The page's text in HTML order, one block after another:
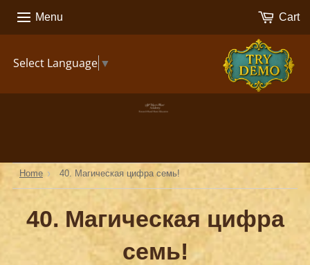
Select Language ▼
TRY
DEMO
Menu Cart
Home › 40. Магическая цифра семь!
40. Магическая цифра
семь!